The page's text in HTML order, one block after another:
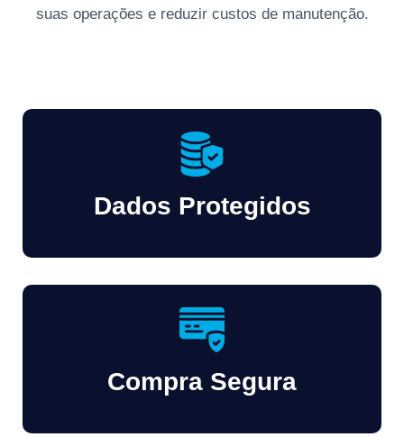
suas operações e reduzir custos de manutenção.
Dados Protegidos
Compra Segura